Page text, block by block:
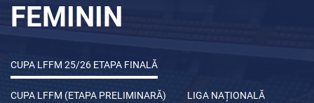
FEMININ
CUPA LFFM 25/26 ETAPA FINALĂ
CUPA LFFM (ETAPA PRELIMINARĂ) LIGA NAȚIONALĂ